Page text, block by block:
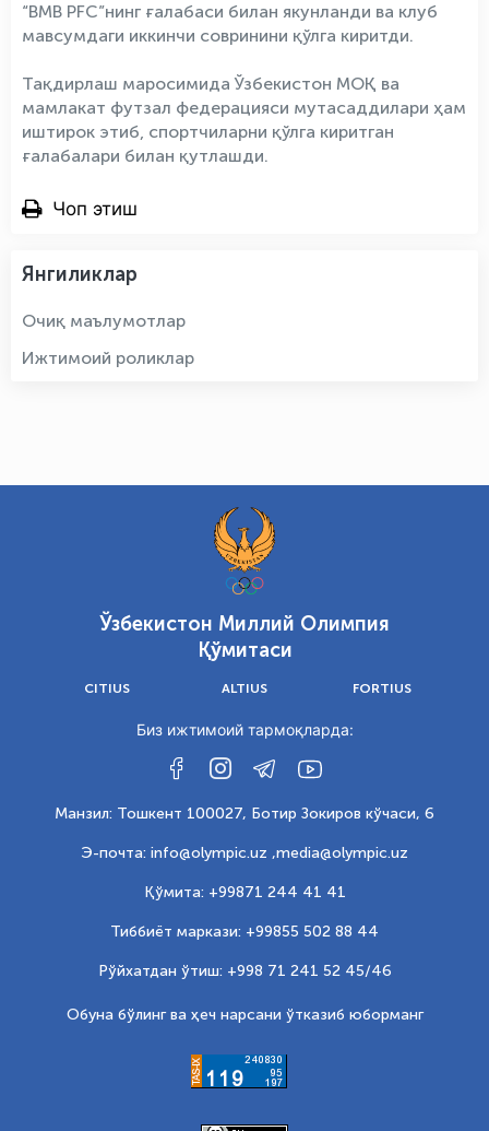
“BMB PFC”нинг ғалабаси билан якунланди ва клуб
мавсумдаги иккинчи совринини қўлга киритди.
Тақдирлаш маросимида Ўзбекистон МОҚ ва
мамлакат футзал федерацияси мутасаддилари ҳам
иштирок этиб, спортчиларни қўлга киритган
ғалабалари билан қутлашди.
Чоп этиш
Янгиликлар
Очиқ маълумотлар
Ижтимоий роликлар
Ўзбекистон Миллий Олимпия
Қўмитаси
CITIUS ALTIUS FORTIUS
Биз ижтимоий тармоқларда:
Манзил: Тошкент 100027, Ботир Зокиров кўчаси, 6
Э-почта: info@olympic.uz ,media@olympic.uz
Қўмита: +99871 244 41 41
Тиббиёт маркази: +99855 502 88 44
Рўйхатдан ўтиш: +998 71 241 52 45/46
Обуна бўлинг ва ҳеч нарсани ўтказиб юборманг